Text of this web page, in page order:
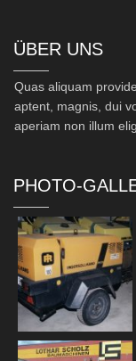
ÜBER UNS
Quas aliquam
aptent, magnis, dui
aperiam non illum
PHOTO-